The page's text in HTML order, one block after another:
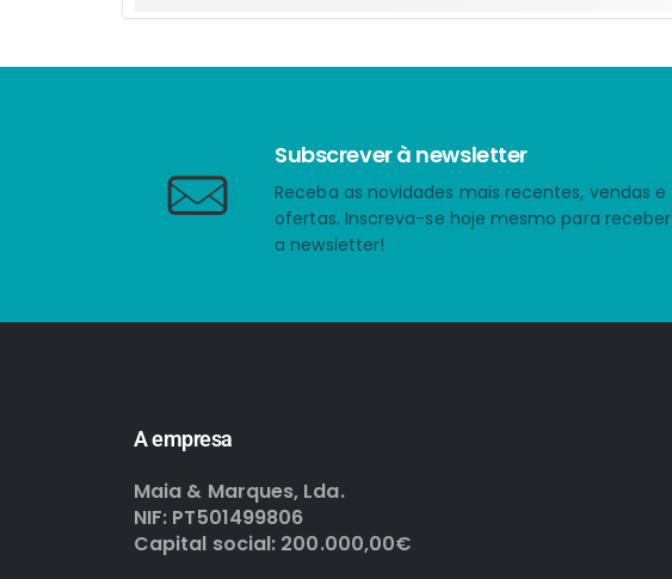
Subscrever à newsletter
Receba as novidades mais recentes, vendas e
ofertas. Inscreva-se hoje mesmo para receber
a newsletter!
A empresa
Maia & Marques, Lda.
NIF: PT501499806
Capital social: 200.000,00€